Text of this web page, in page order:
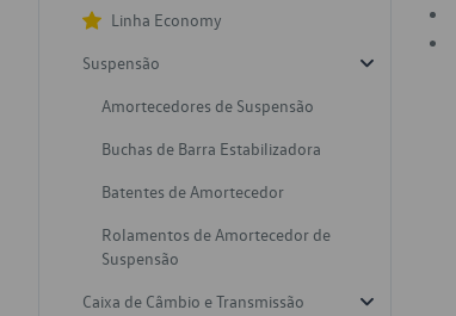
Linha Economy
Suspensão
Amortecedores de Suspensão
Buchas de Barra Estabilizadora
Batentes de Amortecedor
Rolamentos de Amortecedor de
Suspensão
Caixa de Câmbio e Transmissão